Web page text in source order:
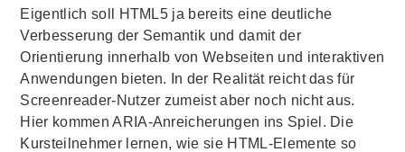
Eigentlich soll HTML5 ja bereits eine deutliche
Verbesserung der Semantik und damit der
Orientierung innerhalb von Webseiten und interaktiven
Anwendungen bieten. In der Realität reicht das für
Screenreader-Nutzer zumeist aber noch nicht aus.
Hier kommen ARIA-Anreicherungen ins Spiel. Die
Kursteilnehmer lernen, wie sie HTML-Elemente so